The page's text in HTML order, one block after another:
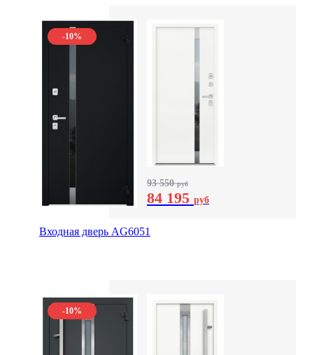
-10%
93 550руб
84 195 руб
Входная дверь AG6051
-10%